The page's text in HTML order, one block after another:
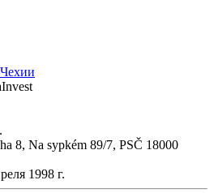
8, Na sypkém 89/7, PSČ 18000
1998 г.